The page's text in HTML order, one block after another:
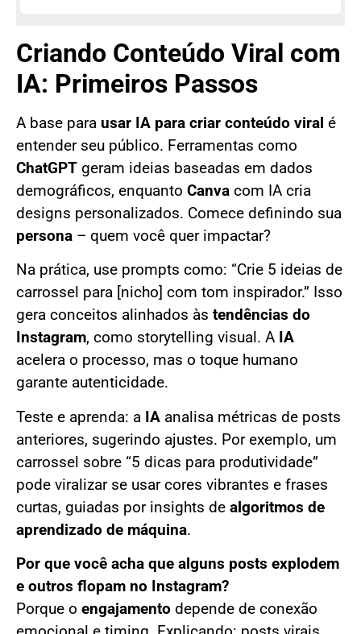
Criando Conteúdo Viral com
IA: Primeiros Passos
A base para usar IA para criar conteúdo viral é
entender seu público. Ferramentas como
ChatGPT geram ideias baseadas em dados
demográficos, enquanto Canva com IA cria
designs personalizados. Comece definindo sua
persona – quem você quer impactar?
Na prática, use prompts como: “Crie 5 ideias de
carrossel para [nicho] com tom inspirador.” Isso
gera conceitos alinhados às tendências do
Instagram, como storytelling visual. A IA
acelera o processo, mas o toque humano
garante autenticidade.
Teste e aprenda: a IA analisa métricas de posts
anteriores, sugerindo ajustes. Por exemplo, um
carrossel sobre “5 dicas para produtividade”
pode viralizar se usar cores vibrantes e frases
curtas, guiadas por insights de algoritmos de
aprendizado de máquina.
Por que você acha que alguns posts explodem
e outros flopam no Instagram?
Porque o engajamento depende de conexão